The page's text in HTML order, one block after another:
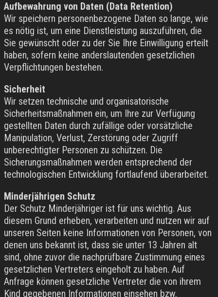
Aufbewahrung von Daten (Data Retention)
Wir speichern personenbezogene Daten so lange, wie
es nötig ist, um eine Dienstleistung auszuführen, die
Sie gewünscht oder zu der Sie Ihre Einwilligung erteilt
haben, sofern keine anderslautenden gesetzlichen
Verpflichtungen bestehen.
Sicherheit
Wir setzen technische und organisatorische
Sicherheitsmaßnahmen ein, um Ihre zur Verfügung
gestellten Daten durch zufällige oder vorsätzliche
Manipulation, Verlust, Zerstörung oder Zugriff
unberechtigter Personen zu schützen. Die
Sicherungsmaßnahmen werden entsprechend der
technologischen Entwicklung fortlaufend überarbeitet.
Minderjährigen Schutz
Der Schutz Minderjähriger ist für uns wichtig. Aus
diesem Grund erheben, verarbeiten und nutzen wir auf
unseren Seiten keine Informationen von Personen, von
denen uns bekannt ist, dass sie unter 13 Jahren alt
sind, ohne zuvor die nachprüfbare Zustimmung eines
gesetzlichen Vertreters eingeholt zu haben. Auf
Anfrage können gesetzliche Vertreter die von ihrem
Kind gegebenen Informationen einsehen bzw.